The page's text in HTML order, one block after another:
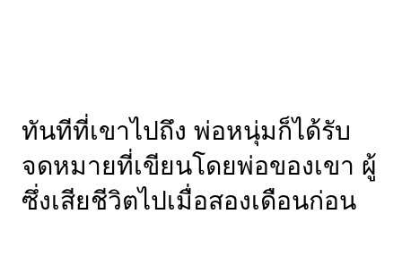
ทันทีที่เขาไปถึง พ่อหนุ่มก็ได้รับ
จดหมายที่เขียนโดยพ่อของเขา ผู้
ซึ่งเสียชีวิตไปเมื่อสองเดือนก่อน